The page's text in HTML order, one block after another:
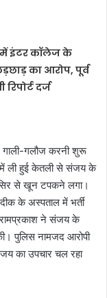
में इंटर कॉलेज के
का आरोप, पूर्व
दर्ज
गलौज करनी शुरू
में ली हुई केतली से संजय के
से खून टपकने लगा।
के अस्पताल में भर्ती
ने संजय के
पुलिस नामजद आरोपी
का उपचार चल रहा